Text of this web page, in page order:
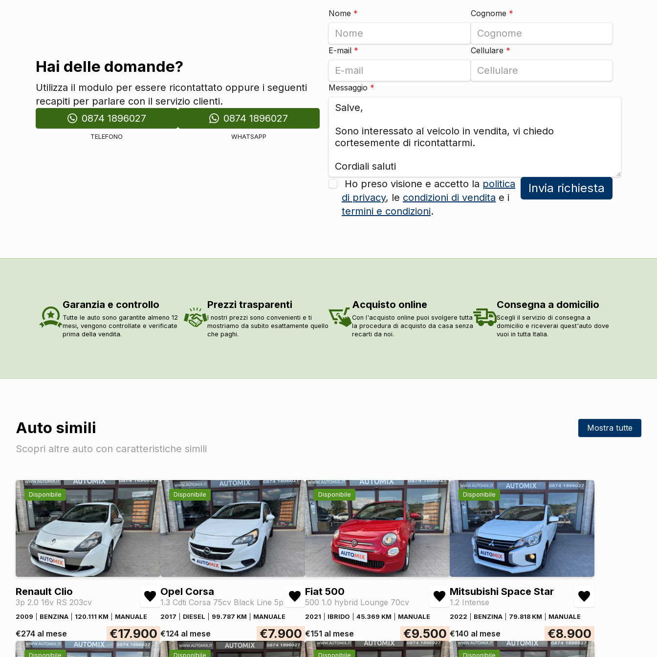
DI SERIE
Vetri
Alzacristalli elettrici anteriori e posteriori
Hai delle domande?
Utilizza il modulo per essere ricontattato oppure i seguenti
recapiti per parlare con il servizio clienti.
0874 1896027
TELEFONO
0874 1896027
WHATSAPP
Nome * Cognome *
E-mail * Cellulare *
Messaggio *
Ho preso visione e accetto la politica
di privacy, le condizioni di vendita e i
termini e condizioni.
Invia richiesta
Garanzia e controllo
Tutte le auto sono garantite almeno 12
mesi, vengono controllate e verificate
prima della vendita.
Prezzi trasparenti
I nostri prezzi sono convenienti e ti
mostriamo da subito esattamente quello
che paghi.
Acquisto online
Con l'acquisto online puoi svolgere tutta
la procedura di acquisto da casa senza
recarti da noi.
Consegna a domicilio
Scegli il servizio di consegna a
domicilio e riceverai quest'auto dove
vuoi in tutta Italia.
Auto simili
Scopri altre auto con caratteristiche simili
Mostra tutte
Disponibile
Renault Clio
3p 2.0 16v RS 203cv
2009 BENZINA 120.111 KM MANUALE
€274 al mese €17.900
Disponibile
Opel Corsa
1.3 Cdti Corsa 75cv Black Line 5p
2017 DIESEL 99.787 KM MANUALE
€124 al mese €7.900
Disponibile
Fiat 500
500 1.0 hybrid Lounge 70cv
2021 IBRIDO 45.369 KM MANUALE
€151 al mese €9.500
Disponibile
Mitsubishi Space Star
1.2 Intense
2022 BENZINA 79.818 KM MANUALE
€140 al mese €8.900
Disponibile Disponibile Disponibile Disponibile